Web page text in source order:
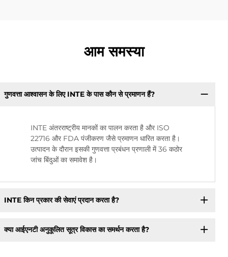
आम समस्या
गुणवत्ता आश्वासन के लिए INTE के पास कौन से प्रमाणन हैं?
INTE अंतरराष्ट्रीय मानकों का पालन करता है और ISO
22716 और FDA पंजीकरण जैसे प्रमाणन धारित करता है।
उत्पादन के दौरान इसकी गुणवत्ता प्रबंधन प्रणाली में 36 कठोर
जांच बिंदुओं का समावेश है।
INTE किन प्रकार की सेवाएं प्रदान करता है?
क्या आईएनटी अनुकूलित सूत्र विकास का समर्थन करता है?